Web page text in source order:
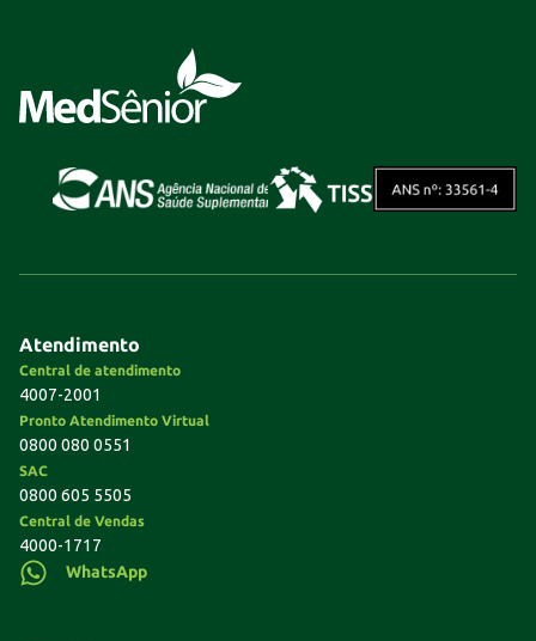
Atendimento
Central de atendimento
4007-2001
Pronto Atendimento Virtual
0800 080 0551
SAC
0800 605 5505
Central de Vendas
4000-1717
WhatsApp